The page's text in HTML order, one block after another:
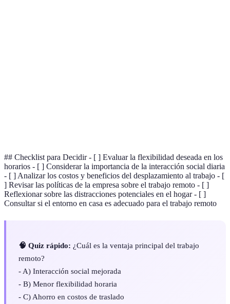
## Checklist para Decidir - [ ] Evaluar la flexibilidad deseada en los
horarios - [ ] Considerar la importancia de la interacción social diaria
- [ ] Analizar los costos y beneficios del desplazamiento al trabajo - [
] Revisar las políticas de la empresa sobre el trabajo remoto - [ ]
Reflexionar sobre las distracciones potenciales en el hogar - [ ]
Consultar si el entorno en casa es adecuado para el trabajo remoto
🧠 Quiz rápido: ¿Cuál es la ventaja principal del trabajo
remoto?
- A) Interacción social mejorada
- B) Menor flexibilidad horaria
- C) Ahorro en costos de traslado